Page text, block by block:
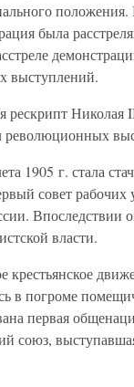
положения.
была
выступлений.
рескрипт
1905 г. стала
совет
Впоследствии
власти.
крестьянское
в погроме
первая
союз,